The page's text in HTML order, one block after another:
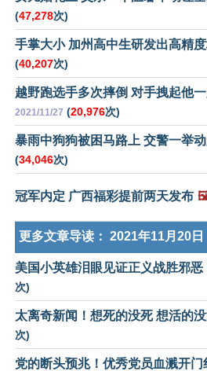
(47,278次)
手掌大小 加州高中生研发出高精
(40,207次)
越野跑选手多次摔倒 对手拽起他
2021/11/27 (20,976次)
暴雨中狗狗被困马路上 交警一举
(34,046次)
冠军内定 广西福彩提前两天发布
更多文章导读： 2021年11月20日
美国小英雄泪眼见证正义战胜邪恶
次)
太离奇新闻！想死的没死 想活的
次)
党的断头预兆！优秀党员血溅开门